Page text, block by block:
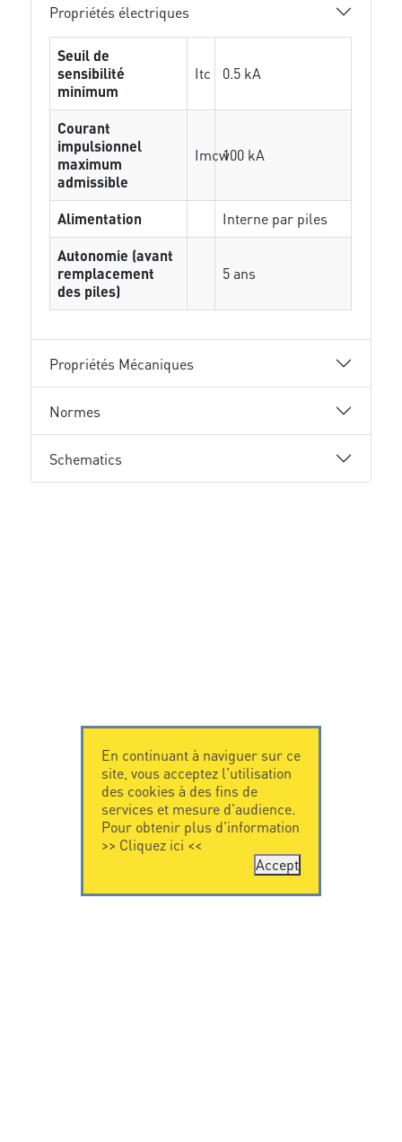
Propriétés électriques
Seuil de
sensibilité
minimum
Itc 0.5 kA
Courant
impulsionnel
maximum
admissible
Imcw100 kA
Alimentation
Interne par piles
Autonomie (avant
remplacement
des piles)
5 ans
Propriétés Mécaniques
Normes
Schematics
En continuant à naviguer sur ce
site, vous acceptez l'utilisation
des cookies à des fins de
services et mesure d'audience.
Pour obtenir plus d'information
>> Cliquez ici <<
Accept